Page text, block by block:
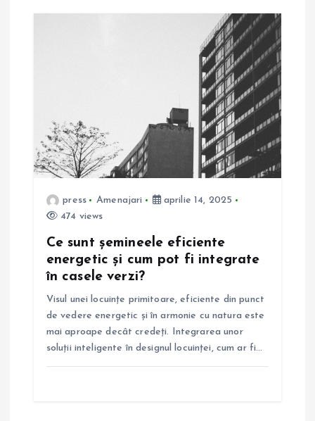
press Amenajari
aprilie 14, 2025
474 views
Ce sunt șemineele eficiente
energetic și cum pot fi integrate
în casele verzi?
Visul unei locuințe primitoare, eficiente din punct
de vedere energetic și în armonie cu natura este
mai aproape decât credeți. Integrarea unor
soluții inteligente în designul locuinței, cum ar fi…